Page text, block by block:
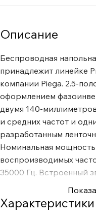
Описание
Беспроводная
принадлежит линейке
компании Piega. 2.5-
оформлением
двумя 140-
и средних частот и
разработанным
Номинальная
воспроизводимых
35000 Гц. Встроенный
автоматически
звука и защищает
оптимизации звучания
Характеристики